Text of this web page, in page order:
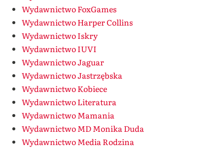
Wydawnictwo FoxGames
Wydawnictwo Harper Collins
Wydawnictwo Iskry
Wydawnictwo IUVI
Wydawnictwo Jaguar
Wydawnictwo Jastrzębska
Wydawnictwo Kobiece
Wydawnictwo Literatura
Wydawnictwo Mamania
Wydawnictwo MD Monika Duda
Wydawnictwo Media Rodzina